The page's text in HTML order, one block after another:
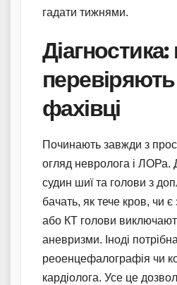
гадати тижнями.
перевіряють
фахівці
Починають завжди з
огляд невролога і ЛОРа.
судин шиї та голови з
бачать, як тече кров, чи
або КТ голови
аневризми. Іноді потрібна
реоенцефалографія чи
кардіолога. Усе це